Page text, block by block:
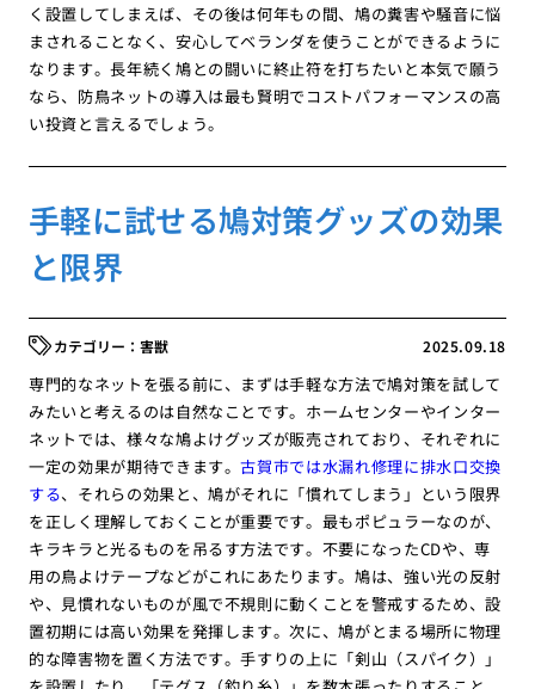
く設置してしまえば、その後は何年もの間、鳩の糞害や騒音に悩
まされることなく、安心してベランダを使うことができるように
なります。長年続く鳩との闘いに終止符を打ちたいと本気で願う
なら、防鳥ネットの導入は最も賢明でコストパフォーマンスの高
い投資と言えるでしょう。
手軽に試せる鳩対策グッズの効果
と限界
2025.09.18
害獣
専門的なネットを張る前に、まずは手軽な方法で鳩対策を試して
みたいと考えるのは自然なことです。ホームセンターやインター
ネットでは、様々な鳩よけグッズが販売されており、それぞれに
一定の効果が期待できます。古賀市では水漏れ修理に排水口交換
する、それらの効果と、鳩がそれに「慣れてしまう」という限界
を正しく理解しておくことが重要です。最もポピュラーなのが、
キラキラと光るものを吊るす方法です。不要になったCDや、専
用の鳥よけテープなどがこれにあたります。鳩は、強い光の反射
や、見慣れないものが風で不規則に動くことを警戒するため、設
置初期には高い効果を発揮します。次に、鳩がとまる場所に物理
的な障害物を置く方法です。手すりの上に「剣山（スパイク）」